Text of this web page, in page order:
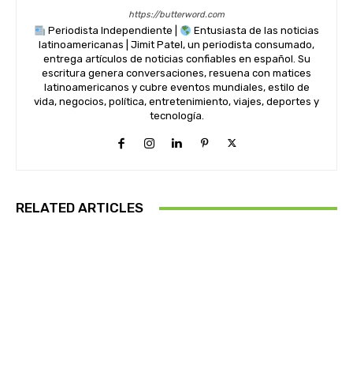
https://butterword.com
Periodista Independiente |
Entusiasta de las noticias
latinoamericanas | Jimit Patel, un periodista consumado,
entrega artículos de noticias confiables en español. Su
escritura genera conversaciones, resuena con matices
latinoamericanos y cubre eventos mundiales, estilo de
vida, negocios, política, entretenimiento, viajes, deportes y
tecnología.
RELATED ARTICLES